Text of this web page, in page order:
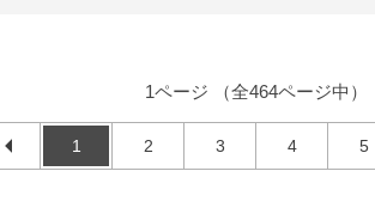
1ページ （全464ページ中）
1 2 3 4 5